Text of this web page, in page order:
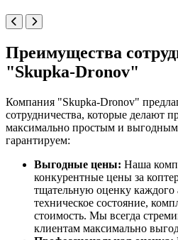
Преимущества
"Skupka-Dronov"
Компания "Skupka-Dronov"
сотрудничества, которые делают
максимально простым и
гарантируем:
Выгодные цены: Наша
конкурентные цены за
тщательную оценку каждого
техническое состояние,
стоимость. Мы всегда
клиентам максимально